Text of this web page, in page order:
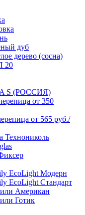
дуб
дерево (сосна)
20
A S (РОССИЯ)
от 350
от 565 руб./
Технониколь
ЕсоLight Модерн
ЕсоLight Стандарт
Американ
Готик